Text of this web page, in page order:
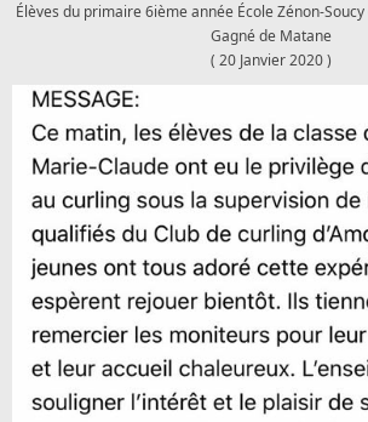
Élèves du primaire 6ième année École Zénon-
Gagné de Matane
( 20 Janvier 2020 )